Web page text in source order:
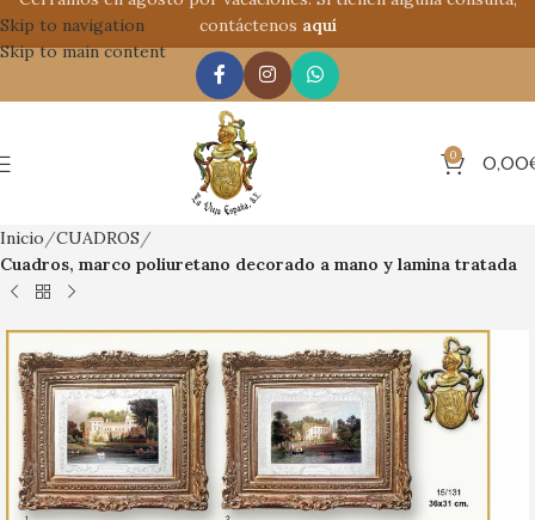
Skip to navigation
Skip to main content
0 0,00
Inicio
CUADROS
Cuadros, marco poliuretano decorado a mano y lamina tratada
contáctenos aquí